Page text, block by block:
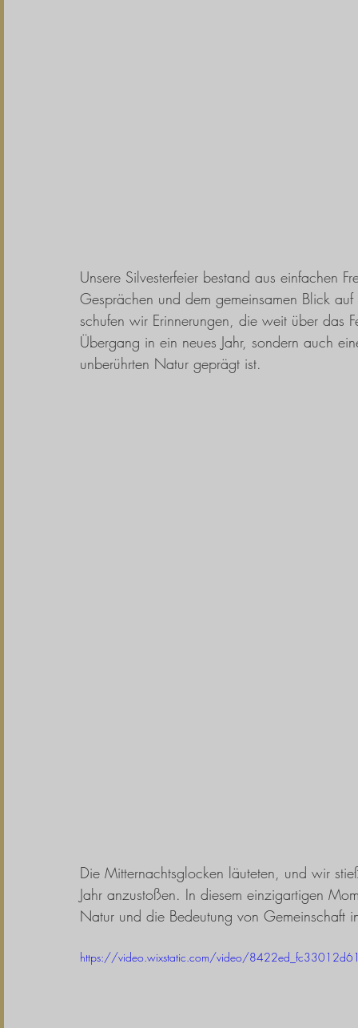
Unsere Silvesterfeier bestand aus einfachen
Gesprächen und dem gemeinsamen Blick
schufen wir Erinnerungen, die weit über das
Übergang in ein neues Jahr, sondern auch
unberührten Natur geprägt ist.
Die Mitternachtsglocken läuteten, und wir
Jahr anzustoßen. In diesem einzigartigen
Natur und die Bedeutung von Gemeinschaft
https://video.wixstatic.com/video/